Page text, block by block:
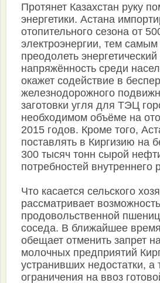
Протянет Казахстан руку
энергетики. Астана
отопительного сезона от
электроэнергии, тем
преодолеть
напряжённость среди
окажет содействие в
железнодорожного
заготовки угля для ТЭЦ
необходимом объёме на
2015 годов. Кроме того,
поставлять в Киргизию на
300 тысяч тонн сырой
потребностей внутреннего
Что касается сельского
рассматривает
продовольственной
соседа. В ближайшее время
обещает отменить запрет
молочных предприятий
устранивших недостатки, а
ограничения на ввоз